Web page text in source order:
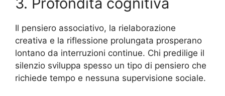
Il pensiero associativo, la rielaborazione
creativa e la riflessione prolungata prosperano
lontano da interruzioni continue. Chi predilige il
silenzio sviluppa spesso un tipo di pensiero che
richiede tempo e nessuna supervisione sociale.